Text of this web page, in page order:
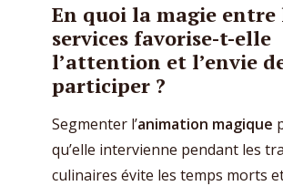
En quoi la magie entre
services favorise-t-elle
l’attention et l’envie
participer ?
Segmenter l’animation magique
qu’elle intervienne pendant les
culinaires évite les temps morts